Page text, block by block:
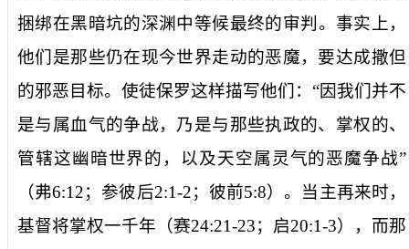
捆绑在黑暗坑的深渊中等候最终的审判。事实上，
他们是那些仍在现今世界走动的恶魔，要达成撒但
的邪恶目标。使徒保罗这样描写他们：“因我们并不
是与属血气的争战，乃是与那些执政的、掌权的、
管辖这幽暗世界的，以及天空属灵气的恶魔争战”
（弗6:12；参彼后2:1-2；彼前5:8）。当主再来时，
基督将掌权一千年（赛24:21-23；启20:1-3），而那